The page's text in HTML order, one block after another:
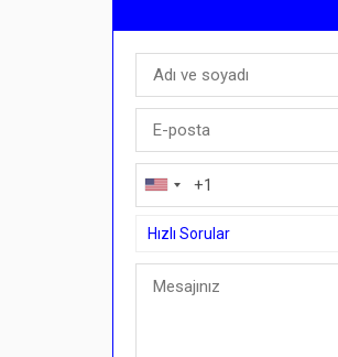
Hızlı Sorular
Hızlı Sorular